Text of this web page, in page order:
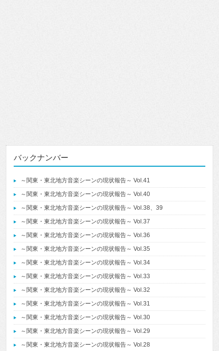
バックナンバー
～関東・東北地方音楽シーンの現状報告～ Vol.41
～関東・東北地方音楽シーンの現状報告～ Vol.40
～関東・東北地方音楽シーンの現状報告～ Vol.38、39
～関東・東北地方音楽シーンの現状報告～ Vol.37
～関東・東北地方音楽シーンの現状報告～ Vol.36
～関東・東北地方音楽シーンの現状報告～ Vol.35
～関東・東北地方音楽シーンの現状報告～ Vol.34
～関東・東北地方音楽シーンの現状報告～ Vol.33
～関東・東北地方音楽シーンの現状報告～ Vol.32
～関東・東北地方音楽シーンの現状報告～ Vol.31
～関東・東北地方音楽シーンの現状報告～ Vol.30
～関東・東北地方音楽シーンの現状報告～ Vol.29
～関東・東北地方音楽シーンの現状報告～ Vol.28